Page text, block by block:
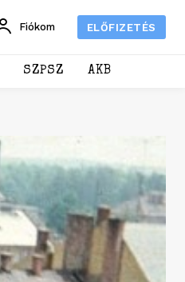
Fiókom ELŐFIZETÉS
SZPSZ AKB